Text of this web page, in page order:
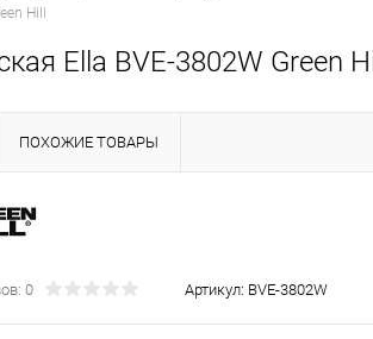
Hill
Ella BVE-3802W Green
ПОХОЖИЕ ТОВАРЫ
0 Артикул: BVE-3802W